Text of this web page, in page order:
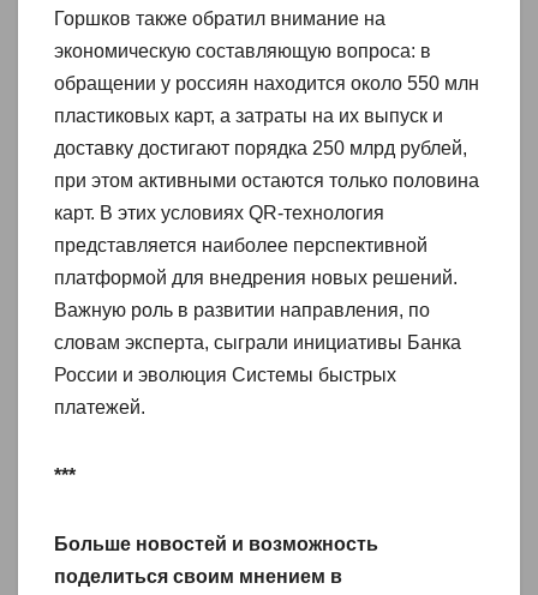
Горшков также обратил внимание на
экономическую составляющую вопроса: в
обращении у россиян находится около 550 млн
пластиковых карт, а затраты на их выпуск и
доставку достигают порядка 250 млрд рублей,
при этом активными остаются только половина
карт. В этих условиях QR‑технология
представляется наиболее перспективной
платформой для внедрения новых решений.
Важную роль в развитии направления, по
словам эксперта, сыграли инициативы Банка
России и эволюция Системы быстрых
платежей.
***
Больше новостей и возможность
поделиться своим мнением в